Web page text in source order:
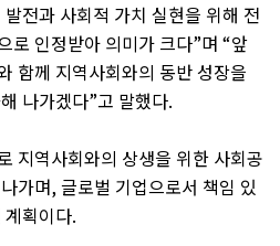
발전과 사회적 가치 실현을 위해 전
로 인정받아 의미가 크다”며 “앞
함께 지역사회와의 동반 성장을
나가겠다”고 말했다.
지역사회와의 상생을 위한 사회공
가며,글로벌 기업으로서 책임 있
계획이다.